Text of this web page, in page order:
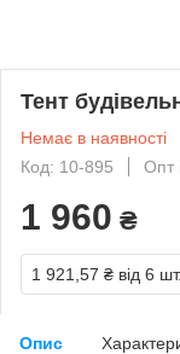
Тент
Немає в наявності
Код: 10-895
Опт
1 960 ₴
1 921,57 ₴ від 6 шт.
Опис